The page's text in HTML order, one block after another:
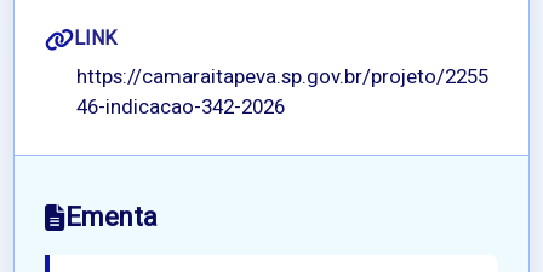
LINK
https://camaraitapeva.sp.gov.br/projeto/2255
46-indicacao-342-2026
Ementa